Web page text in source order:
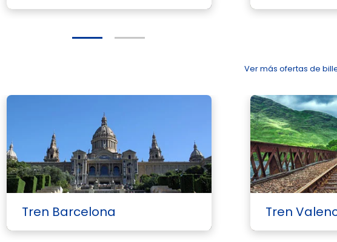
Ver más ofertas de
Tren Barcelona Tren